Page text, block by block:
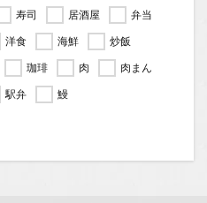
寿司 居酒屋
弁当
洋食 海鮮
炒飯
珈琲 肉
肉まん
駅弁 鰻